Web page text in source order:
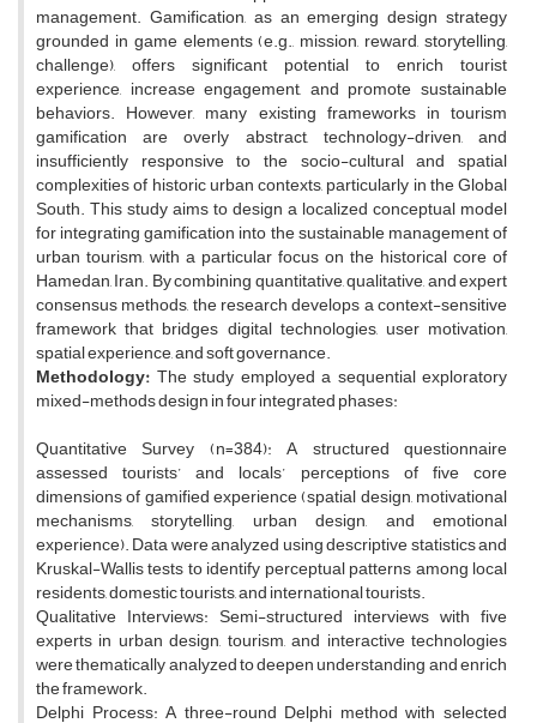
management. Gamification, as an emerging design strategy
grounded in game elements (e.g., mission, reward, storytelling,
challenge), offers significant potential to enrich tourist
experience, increase engagement, and promote sustainable
behaviors. However, many existing frameworks in tourism
gamification are overly abstract, technology-driven, and
insufficiently responsive to the socio-cultural and spatial
complexities of historic urban contexts, particularly in the Global
South. This study aims to design a localized conceptual model
for integrating gamification into the sustainable management of
urban tourism, with a particular focus on the historical core of
Hamedan, Iran. By combining quantitative, qualitative, and expert
consensus methods, the research develops a context-sensitive
framework that bridges digital technologies, user motivation,
spatial experience, and soft governance.
Methodology: The study employed a sequential exploratory
mixed-methods design in four integrated phases:
Quantitative Survey (n=384): A structured questionnaire
assessed tourists’ and locals’ perceptions of five core
dimensions of gamified experience (spatial design, motivational
mechanisms, storytelling, urban design, and emotional
experience). Data were analyzed using descriptive statistics and
Kruskal-Wallis tests to identify perceptual patterns among local
residents, domestic tourists, and international tourists.
Qualitative Interviews: Semi-structured interviews with five
experts in urban design, tourism, and interactive technologies
were thematically analyzed to deepen understanding and enrich
the framework.
Delphi Process: A three-round Delphi method with selected